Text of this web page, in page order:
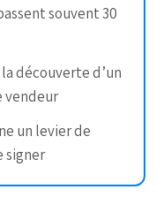
souvent 30
découverte d’un
vendeur
un levier de
signer